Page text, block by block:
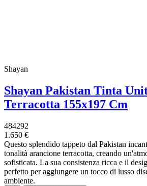
Shayan
Shayan Pakistan Tinta
Terracotta 155x197 Cm
484292
1.650 €
Questo splendido tappeto dal Pakistan
tonalità arancione terracotta, creando
sofisticata. La sua consistenza ricca e il
perfetto per aggiungere un tocco di lusso
ambiente.